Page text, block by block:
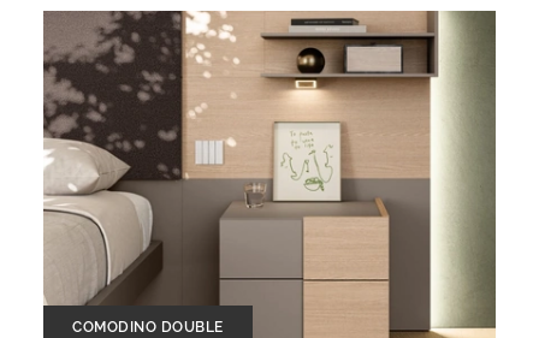
COMODINO DOUBLE